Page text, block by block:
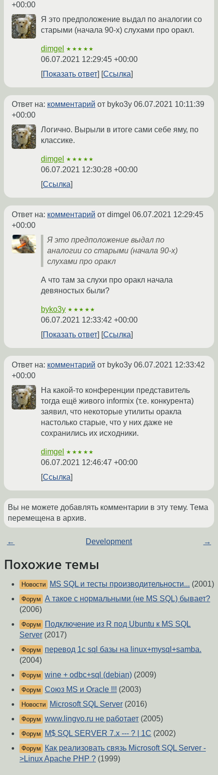
+00:00
Я это предположение выдал по аналогии со
старыми (начала 90-х) слухами про оракл.
dimgel ★★★★★
06.07.2021 12:29:45 +00:00
Показать ответ
Ссылка
Ответ на: комментарий от byko3y 06.07.2021 10:11:39
+00:00
Логично. Вырыли в итоге сами себе яму, по
классике.
dimgel ★★★★★
06.07.2021 12:30:28 +00:00
Ссылка
Ответ на: комментарий от dimgel 06.07.2021 12:29:45
+00:00
Я это предположение выдал по
аналогии со старыми (начала 90-х)
слухами про оракл
А что там за слухи про оракл начала
девяностых были?
byko3y ★★★★★
06.07.2021 12:33:42 +00:00
Показать ответ
Ссылка
Ответ на: комментарий от byko3y 06.07.2021 12:33:42
+00:00
На какой-то конференции представитель
тогда ещё живого informix (т.е. конкурента)
заявил, что некоторые утилиты оракла
настолько старые, что у них даже не
сохранились их исходники.
dimgel ★★★★★
06.07.2021 12:46:47 +00:00
Ссылка
Вы не можете добавлять комментарии в эту тему. Тема
перемещена в архив.
← Development →
Похожие темы
Новости MS SQL и тесты производительности... (2001)
Форум А такое с нормальными (не MS SQL) бывает?
(2006)
Форум
Подключение из R под Ubuntu к MS SQL
Server (2017)
Форум
перевод 1с sql базы на linux+mysql+samba.
(2004)
Форум wine + odbc+sql (debian) (2009)
Форум Союз MS и Oracle !!! (2003)
Новости Microsoft SQL Server (2016)
Форум www.lingvo.ru не работает (2005)
Форум M$ SQL SERVER 7.x --- ? | 1C (2002)
Форум
Как реализовать связь Microsoft SQL Server -
>Linux Apache PHP ? (1999)